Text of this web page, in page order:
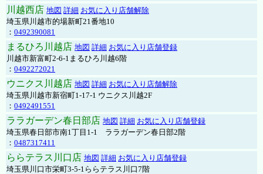
川越西店 地図 詳細 お気に入り店舗解除
埼玉県川越市的場新町21番地10
： 0492390081
まるひろ川越店 地図 詳細 お気に入り店舗登録
川越市新富町2-6-1まるひろ川越6階
： 0492272021
ウニクス川越店 地図 詳細 お気に入り店舗解除
埼玉県川越市新宿町1-17-1 ウニクス川越2F
： 0492491551
ララガーデン春日部店 地図 詳細 お気に入り店舗登録
埼玉県春日部市南1丁目1-1 ララガーデン春日部2階
： 0487317411
ららテラス川口店 地図 詳細 お気に入り店舗登録
埼玉県川口市栄町3-5-1ららテラス川口7階